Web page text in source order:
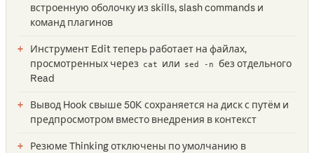
встроенную оболочку из skills, slash commands и
команд плагинов
Инструмент Edit теперь работает на файлах,
просмотренных через cat или sed -n
без отдельного
Read
Вывод Hook свыше 50K сохраняется на диск с путём и
предпросмотром вместо внедрения в контекст
Резюме Thinking отключены по умолчанию в